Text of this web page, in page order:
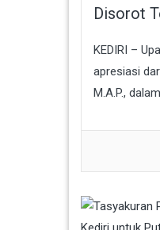
Disorot
KEDIRI –
apresiasi
M.A.P.,